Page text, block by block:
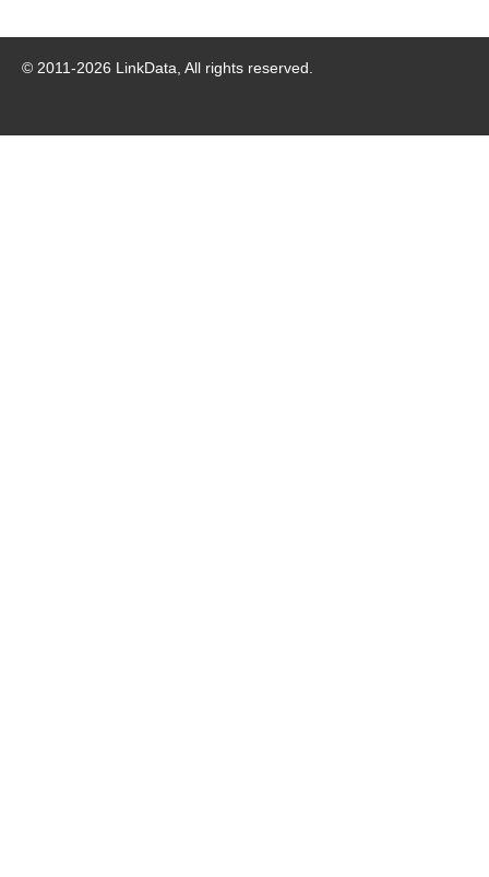
© 2011-2026 LinkData, All rights reserved.